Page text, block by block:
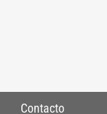
Contacto